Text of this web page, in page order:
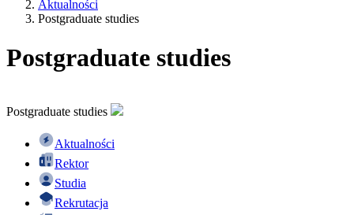
Aktualności
Postgraduate studies
Postgraduate studies
Postgraduate studies
Aktualności
Rektor
Studia
Rekrutacja